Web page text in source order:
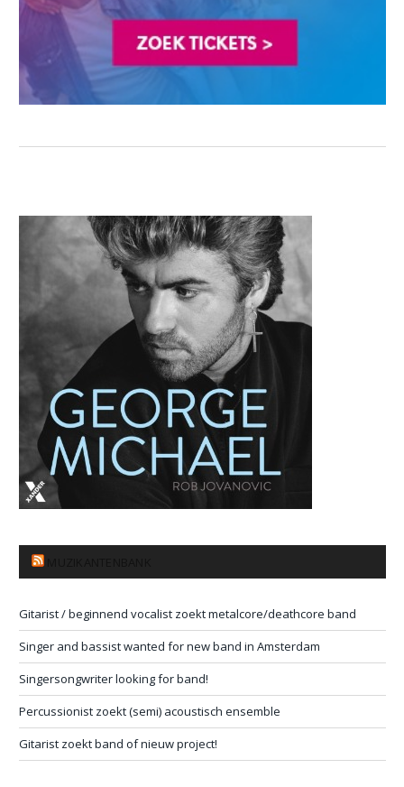
Gitarist / beginnend vocalist zoekt metalcore/deathcore band
Singer and bassist wanted for new band in Amsterdam
Singersongwriter looking for band!
Percussionist zoekt (semi) acoustisch ensemble
Gitarist zoekt band of nieuw project!